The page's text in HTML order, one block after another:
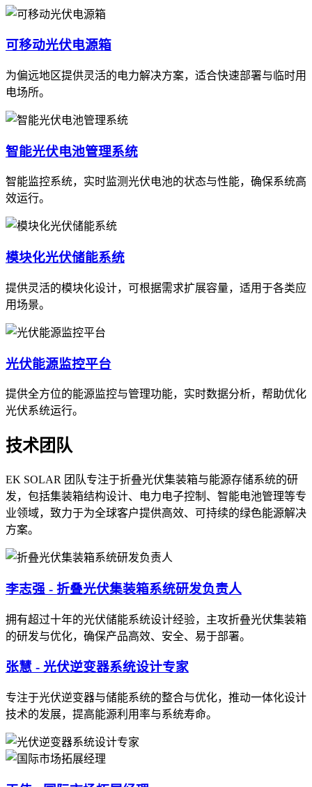
可移动光伏电源箱
为偏远地区提供灵活的电力解决方案，适合快速部署与临时用
电场所。
智能光伏电池管理系统
智能监控系统，实时监测光伏电池的状态与性能，确保系统高
效运行。
模块化光伏储能系统
提供灵活的模块化设计，可根据需求扩展容量，适用于各类应
用场景。
光伏能源监控平台
提供全方位的能源监控与管理功能，实时数据分析，帮助优化
光伏系统运行。
技术团队
EK SOLAR 团队专注于折叠光伏集装箱与能源存储系统的研
发，包括集装箱结构设计、电力电子控制、智能电池管理等专
业领域，致力于为全球客户提供高效、可持续的绿色能源解决
方案。
李志强 - 折叠光伏集装箱系统研发负责人
拥有超过十年的光伏储能系统设计经验，主攻折叠光伏集装箱
的研发与优化，确保产品高效、安全、易于部署。
张慧 - 光伏逆变器系统设计专家
专注于光伏逆变器与储能系统的整合与优化，推动一体化设计
技术的发展，提高能源利用率与系统寿命。